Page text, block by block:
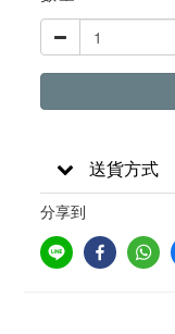
送貨方式
分享到